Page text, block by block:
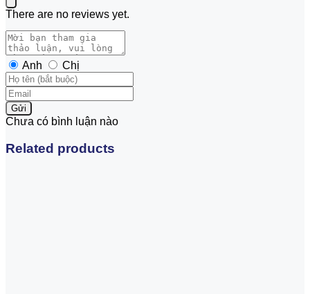
There are no reviews yet.
Anh Chị
Gửi
Chưa có bình luận nào
Related products